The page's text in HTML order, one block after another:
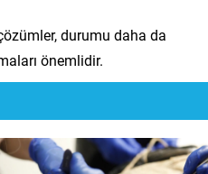
durumu daha da
önemlidir.